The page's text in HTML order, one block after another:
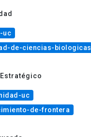
uc
de-ciencias-biologicas
Estratégico
uc
de-frontera